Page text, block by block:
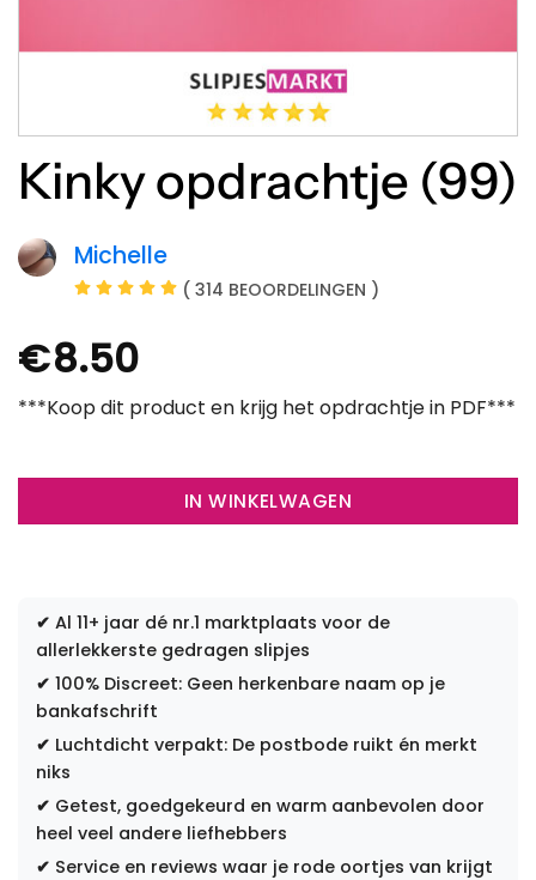
Kinky opdrachtje (99)
Michelle
( 314 BEOORDELINGEN )
€8.50
***Koop dit product en krijg het opdrachtje in PDF***
IN WINKELWAGEN
✔ Al 11+ jaar dé nr.1 marktplaats voor de
allerlekkerste gedragen slipjes
✔ 100% Discreet: Geen herkenbare naam op je
bankafschrift
✔ Luchtdicht verpakt: De postbode ruikt én merkt
niks
✔ Getest, goedgekeurd en warm aanbevolen door
heel veel andere liefhebbers
✔ Service en reviews waar je rode oortjes van krijgt